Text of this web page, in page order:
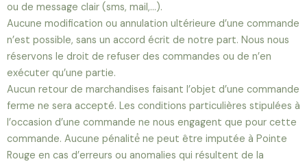
ou de message clair (sms, mail,…).
Aucune modification ou annulation ultérieure d’une commande
n’est possible, sans un accord écrit de notre part. Nous nous
réservons le droit de refuser des commandes ou de n’en
exécuter qu’une partie.
Aucun retour de marchandises faisant l’objet d’une commande
ferme ne sera accepté. Les conditions particulières stipulées à
l’occasion d’une commande ne nous engagent que pour cette
commande. Aucune pénalité́ ne peut être imputée à Pointe
Rouge en cas d’erreurs ou anomalies qui résultent de la